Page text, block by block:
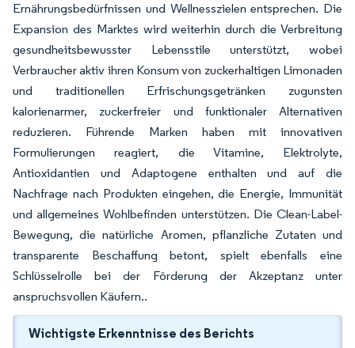
Ernährungsbedürfnissen und Wellnesszielen entsprechen. Die
Expansion des Marktes wird weiterhin durch die Verbreitung
gesundheitsbewusster Lebensstile unterstützt, wobei
Verbraucher aktiv ihren Konsum von zuckerhaltigen Limonaden
und traditionellen Erfrischungsgetränken zugunsten
kalorienarmer, zuckerfreier und funktionaler Alternativen
reduzieren. Führende Marken haben mit innovativen
Formulierungen reagiert, die Vitamine, Elektrolyte,
Antioxidantien und Adaptogene enthalten und auf die
Nachfrage nach Produkten eingehen, die Energie, Immunität
und allgemeines Wohlbefinden unterstützen. Die Clean-Label-
Bewegung, die natürliche Aromen, pflanzliche Zutaten und
transparente Beschaffung betont, spielt ebenfalls eine
Schlüsselrolle bei der Förderung der Akzeptanz unter
anspruchsvollen Käufern..
Wichtigste Erkenntnisse des Berichts